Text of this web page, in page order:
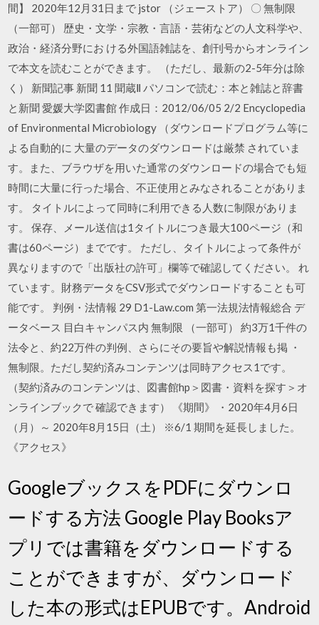
間】 2020年12月31日まで jstor （ジェーストア） 〇 無制限
（一部可） 歴史・文学・宗教・言語・芸術などの人文科学や、
政治・経済分野にお ける外国語雑誌を、創刊号からオンライン
で本文を読むことができます。 （ただし、最新の2-5年分は除
く） 新聞記事 新聞 11 聞蔵Ⅱ パソコンで読む：本と雑誌と辞書
と新聞 愛媛大学図書館 作成日：2012/06/05 2/2 Encyclopedia
of Environmental Microbiology （ダウンロードプログラム等に
よる自動的に 大量のデータのダウンロードは厳禁 されていま
す。また、ブラウザを用いた通常のダウンロードの場合でも短
時間に大量に行った場合、不正使用とみなされることがありま
す。 タイトルによって同時に利用できる人数に制限がありま
す。 保存、メール送信は1タイトルにつき最大100ページ（和
書は60ページ）までです。 ただし、タイトルによって条件が
異なりますので「出版社の許可」欄等で確認してください。 れ
ています。財務データをCSV形式でダウンロードすることも可
能です。 判例・法情報 29 D1-Law.com 第一法規法情報総合 デ
ータベース 目白キャンパス内 無制限 （一部可） 約3万1千件の
法令と、約22万件の判例、さらにその要旨や解説情報も掲 ・
無制限。ただし契約済みコンテンツは同時アクセス1です。
（契約済みのコンテンツは、図書館hp＞図書・資料を探す＞オ
ンラインブックで 確認できます） 《期間》 ・2020年4月6日
（月）～ 2020年8月15日（土） ※6/1 期間を延長しました。
《アクセス》
GoogleブックスをPDFにダウンロ
ードする方法 Google Play Booksア
プリでは書籍をダウンロードする
ことができますが、ダウンロード
した本の形式はEPUBです。Android